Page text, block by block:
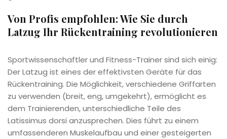
Von Profis empfohlen: Wie Sie durch
Latzug Ihr Rückentraining revolutionieren
Sportwissenschaftler und Fitness-Trainer sind sich einig:
Der Latzug ist eines der effektivsten Geräte für das
Rückentraining. Die Möglichkeit, verschiedene Griffarten
zu verwenden (breit, eng, umgekehrt), ermöglicht es
dem Trainierenden, unterschiedliche Teile des
Latissimus dorsi anzusprechen. Dies führt zu einem
umfassenderen Muskelaufbau und einer gesteigerten